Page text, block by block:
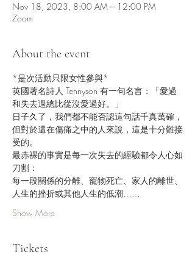
Nov 18, 2023, 8:00 AM – 12:00 PM
Zoom
About the event
*是次活動只限女性參與*
英國著名詩人 Tennyson 有一句名言：「愛過
和失去過總比從沒愛過好。」
日子久了，我們都不能否認這句話千真萬確，
但對於還在傷痛之中的人來說，這是十分難接
受的。
最赤裸的事實是每一次失去的經驗都令人心如
刀割：
每一段關係的分離、寵物死亡、家人的離世、
人生的挫折或其他人生的低潮……
Show More
Tickets